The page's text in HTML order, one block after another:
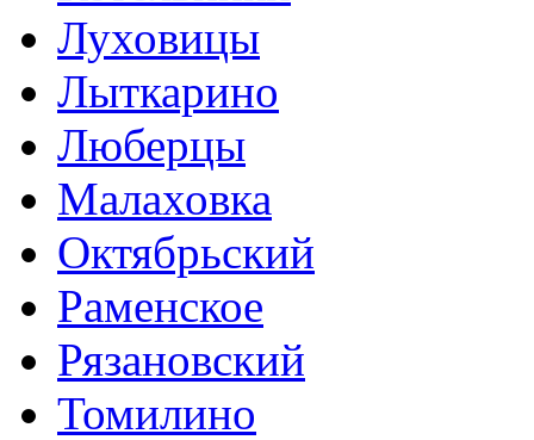
Луховицы
Лыткарино
Люберцы
Малаховка
Октябрьский
Раменское
Рязановский
Томилино